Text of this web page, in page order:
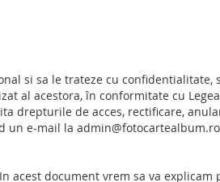
si sa le trateze cu
al acestora, în conformitate cu
drepturile de acces, rectificare,
un e-mail la
document vrem sa va